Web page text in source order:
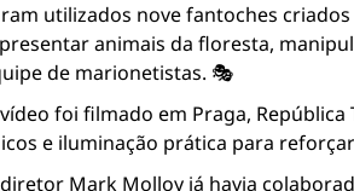
utilizados nove fantoches
animais da floresta,
de marionetistas. 🎭
foi filmado em Praga, República
e iluminação prática para
Mark Molloy já havia